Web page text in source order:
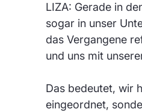
LIZA: Gerade in
sogar in unser
das Vergangene
und uns mit
Das bedeutet, wir
eingeordnet,